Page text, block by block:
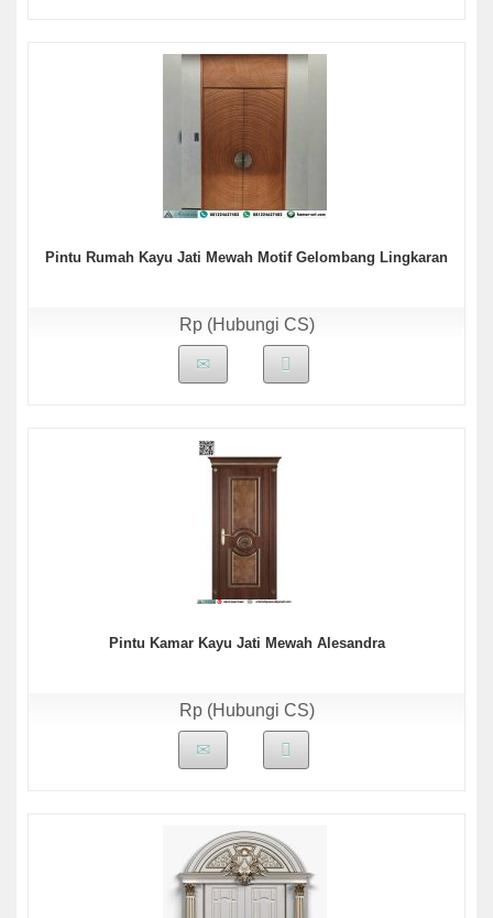
Pintu Rumah Kayu Jati Mewah Motif Gelombang Lingkaran
Rp (Hubungi CS)
Pintu Kamar Kayu Jati Mewah Alesandra
Rp (Hubungi CS)